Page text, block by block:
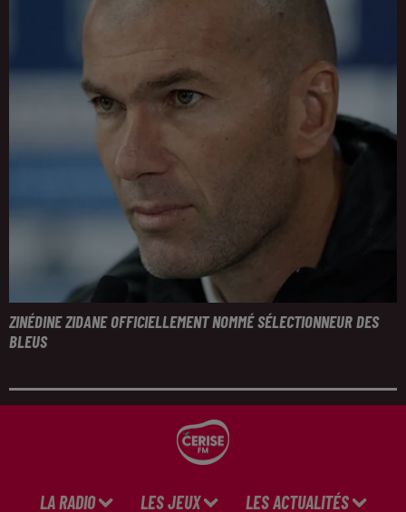
ZINÉDINE ZIDANE OFFICIELLEMENT NOMMÉ SÉLECTIONNEUR DES
BLEUS
LA RADIO LES JEUX LES ACTUALITÉS